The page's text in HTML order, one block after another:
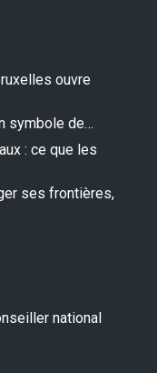
ouvre
symbole de…
: ce que les
ses frontières,
national